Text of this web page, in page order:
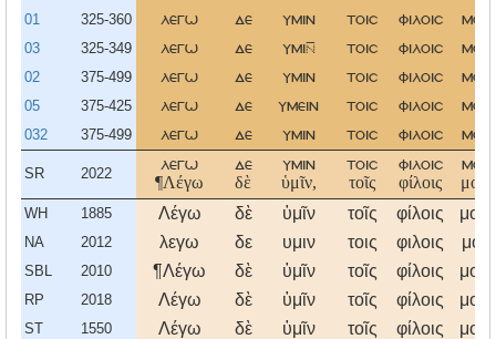
01 325-360 λεγω δε υμιν τοισ φιλοισ μου
03 325-349 λεγω δε υμι τοισ φιλοισ μου
02 375-499 λεγω δε υμιν τοισ φιλοισ μου
05 375-425 λεγω δε υμειν τοισ φιλοισ μου
032 375-499 λεγω δε υμιν τοισ φιλοισ μου
SR 2022
λεγω
¶Λέγω
δε
δὲ
υμιν
ὑμῖν,
τοισ
τοῖς
φιλοισ
φίλοις
μου
μου,
WH 1885 Λέγω δὲ ὑμῖν τοῖς φίλοις μου,
NA 2012 λεγω δε υμιν τοις φιλοις μου
SBL 2010 ¶Λέγω δὲ ὑμῖν τοῖς φίλοις μου,
RP 2018 Λέγω δὲ ὑμῖν τοῖς φίλοις μου,
ST 1550 Λέγω δὲ ὑμῖν τοῖς φίλοις μου,